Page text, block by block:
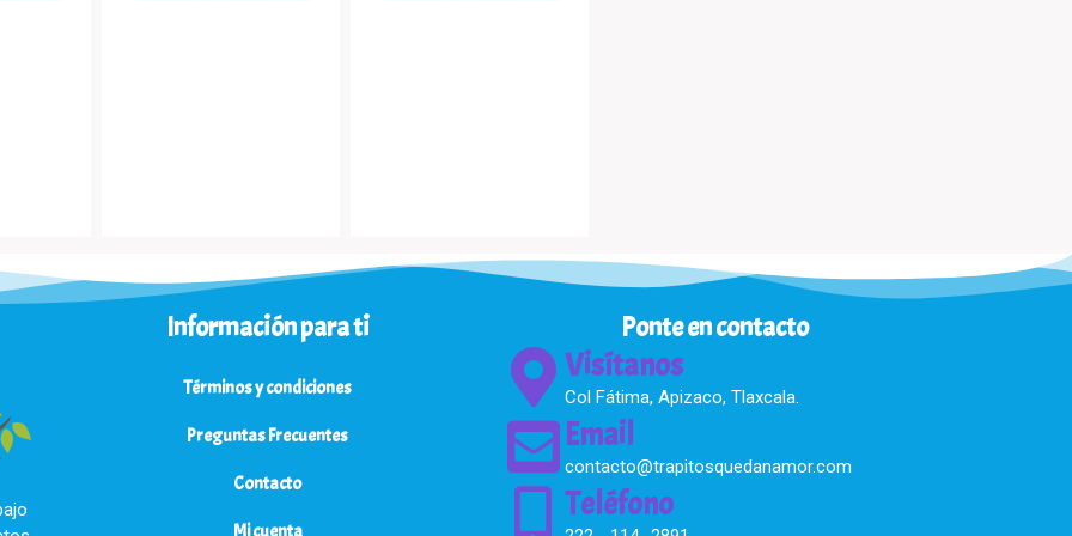
Información para ti
Términos y condiciones
Preguntas Frecuentes
Contacto
Ponte en contacto
Visítanos
Col Fátima, Apizaco, Tlaxcala.
Email
contacto@trapitosquedanamor.com
Teléfono